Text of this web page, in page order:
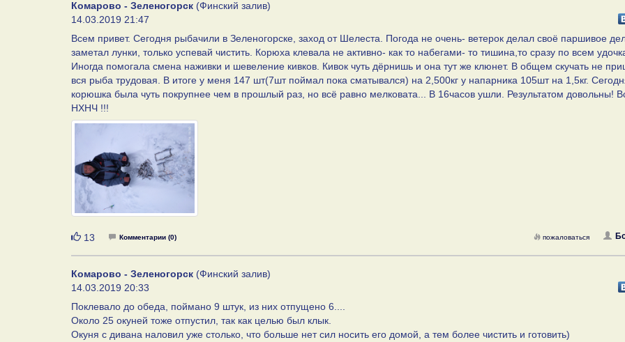
Комарово - Зеленогорск (Финский залив)
14.03.2019 21:47
Всем привет. Сегодня рыбачили в Зеленогорске, заход от Шелеста. Погода не очень- ветерок делал своё паршивое
заметал лунки, только успевай чистить. Корюха клевала не активно- как то набегами- то тишина,то сразу по всем
Иногда помогала смена наживки и шевеление кивков. Кивок чуть дёрнишь и она тут же клюнет. В общем скучать не
вся рыба трудовая. В итоге у меня 147 шт(7шт поймал пока сматывался) на 2,500кг у напарника 105шт на 1,5кг.
корюшка была чуть покрупнее чем в прошлый раз, но всё равно мелковата... В 16часов ушли. Результатом довольны!
НХНЧ !!!
Нравится
13 Комментарии (0) пожаловаться
Комарово - Зеленогорск (Финский залив)
14.03.2019 20:33
Поклевало до обеда, поймано 9 штук, из них отпущено 6....
Около 25 окуней тоже отпустил, так как целью был клык.
Окуня с дивана наловил уже столько, что больше нет сил носить его домой, а тем более чистить и готовить)